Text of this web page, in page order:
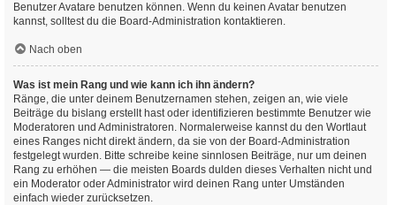
Benutzer Avatare benutzen können. Wenn du keinen Avatar benutzen
kannst, solltest du die Board-Administration kontaktieren.
Nach oben
Was ist mein Rang und wie kann ich ihn ändern?
Ränge, die unter deinem Benutzernamen stehen, zeigen an, wie viele
Beiträge du bislang erstellt hast oder identifizieren bestimmte Benutzer wie
Moderatoren und Administratoren. Normalerweise kannst du den Wortlaut
eines Ranges nicht direkt ändern, da sie von der Board-Administration
festgelegt wurden. Bitte schreibe keine sinnlosen Beiträge, nur um deinen
Rang zu erhöhen — die meisten Boards dulden dieses Verhalten nicht und
ein Moderator oder Administrator wird deinen Rang unter Umständen
einfach wieder zurücksetzen.